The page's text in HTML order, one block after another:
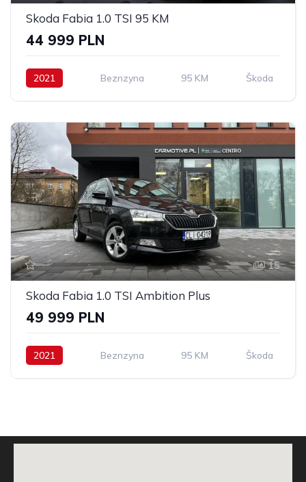
Skoda Fabia 1.0 TSI 95 KM
44 999 PLN
2021 Beznzyna 95 KM Škoda
15
Skoda Fabia 1.0 TSI Ambition Plus
49 999 PLN
2021 Beznzyna 95 KM Škoda